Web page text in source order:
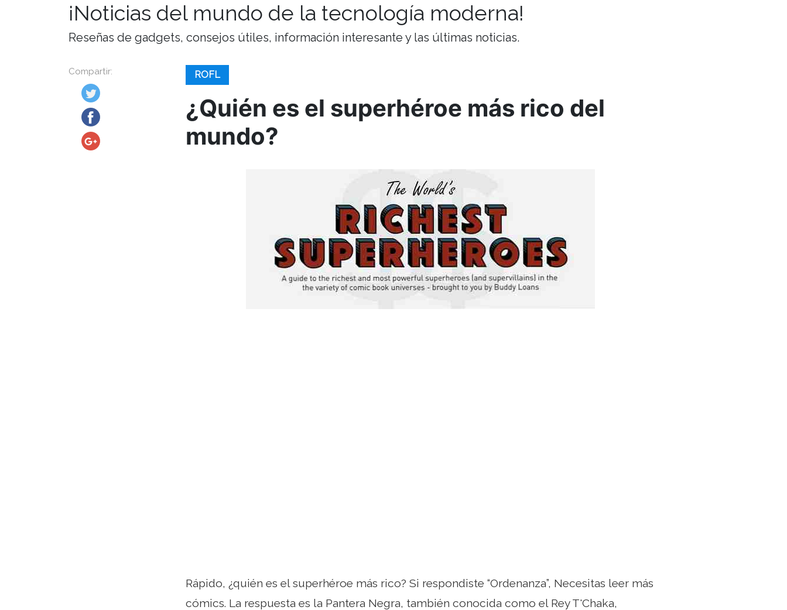
¡Noticias del mundo de la tecnología moderna!
Reseñas de gadgets, consejos útiles, información interesante y las últimas noticias.
Compartir: ROFL
¿Quién es el superhéroe más rico del
mundo?
Rápido, ¿quién es el superhéroe más rico? Si respondiste “Ordenanza”, Necesitas leer más
cómics. La respuesta es la Pantera Negra, también conocida como el Rey T'Chaka,